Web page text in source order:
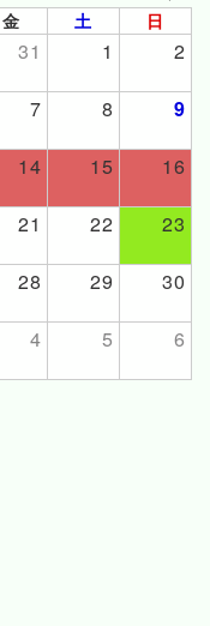
金 土 日
31 1 2
7 8 9
14 15 16
21 22 23
28 29 30
4 5 6